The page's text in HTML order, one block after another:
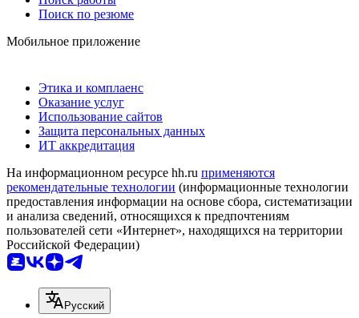
Поиск по резюме
Мобильное приложение
Этика и комплаенс
Оказание услуг
Использование сайтов
Защита персональных данных
ИТ аккредитация
На информационном ресурсе hh.ru применяются
рекомендательные технологии (информационные технологии
предоставления информации на основе сбора, систематизации
и анализа сведений, относящихся к предпочтениям
пользователей сети «Интернет», находящихся на территории
Российской Федерации)
Русский